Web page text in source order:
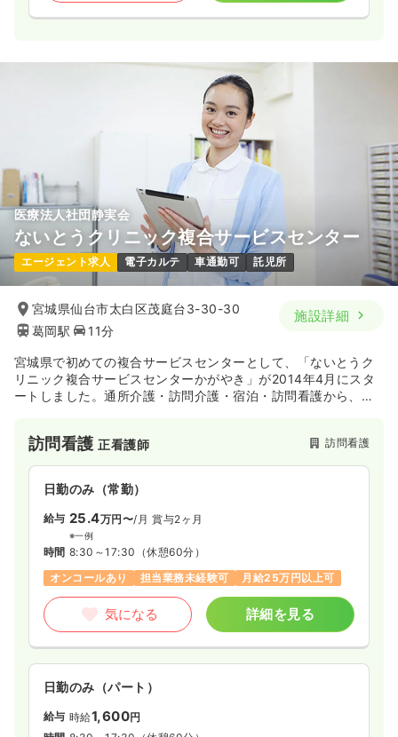
医療法人社団静実会
ないとうクリニック複合サービスセンター
エージェント求人 電子カルテ 車通勤可 託児所
宮城県仙台市太白区茂庭台3-30-30
葛岡駅
11分
施設詳細
宮城県で初めての複合サービスセンターとして、「ないとうク
リニック複合サービスセンターかがやき」が2014年4月にスタ
ートしました。通所介護・訪問介護・宿泊・訪問看護から、地
訪問看護正看護師 訪問看護
日勤のみ（常勤）
給与 25.4万円〜/月 賞与2ヶ月
※一例
時間 8:30～17:30 （休憩60分）
オンコールあり
担当業務未経験可 月給25万円以上可
気になる 詳細を見る
日勤のみ（パート）
給与 時給1,600円